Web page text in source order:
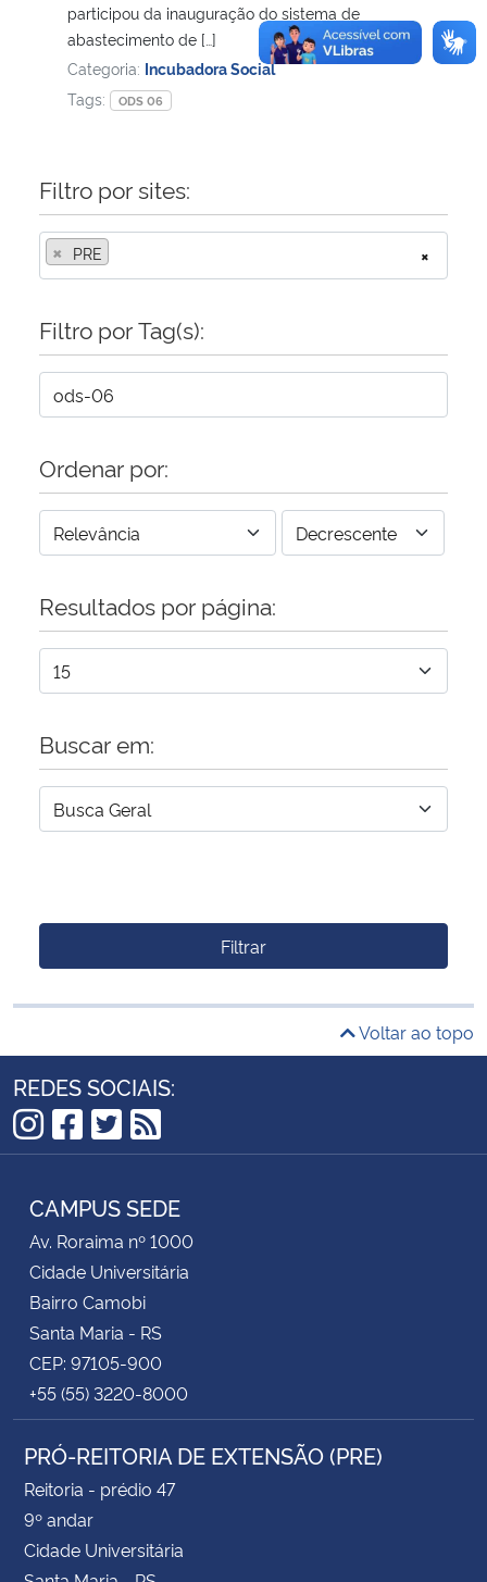
participou da inauguração do sistema de
abastecimento de […]
Categoria: Incubadora Social
Tags:
ODS 06
Filtro por sites:
×
× PRE
Filtro por Tag(s):
Ordenar por:
Resultados por página:
Buscar em:
Filtrar
Voltar ao topo
REDES SOCIAIS:
Instagram
Facebook
Twitter
RSS
CAMPUS SEDE
Av. Roraima nº 1000
Cidade Universitária
Bairro Camobi
Santa Maria - RS
CEP: 97105-900
+55 (55) 3220-8000
PRÓ-REITORIA DE EXTENSÃO (PRE)
Reitoria - prédio 47
9º andar
Cidade Universitária